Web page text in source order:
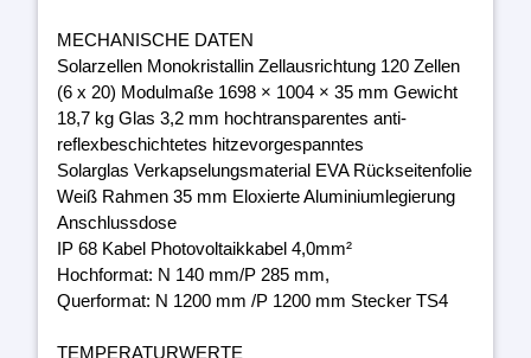
MECHANISCHE DATEN
Solarzellen Monokristallin Zellausrichtung 120 Zellen
(6 x 20) Modulmaße 1698 × 1004 × 35 mm Gewicht
18,7 kg Glas 3,2 mm hochtransparentes anti-
reflexbeschichtetes hitzevorgespanntes
Solarglas Verkapselungsmaterial EVA Rückseitenfolie
Weiß Rahmen 35 mm Eloxierte Aluminiumlegierung
Anschlussdose
IP 68 Kabel Photovoltaikkabel 4,0mm²
Hochformat: N 140 mm/P 285 mm,
Querformat: N 1200 mm /P 1200 mm Stecker TS4
TEMPERATURWERTE